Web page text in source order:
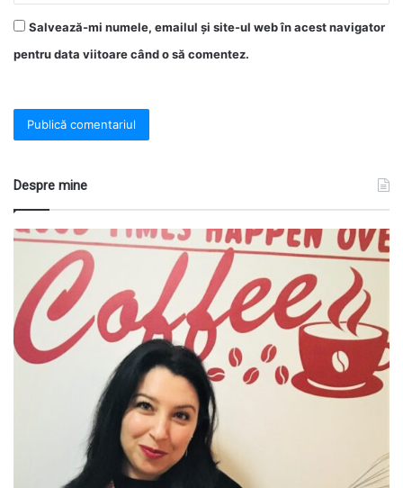
Salvează-mi numele, emailul și site-ul web în acest navigator
pentru data viitoare când o să comentez.
Despre mine